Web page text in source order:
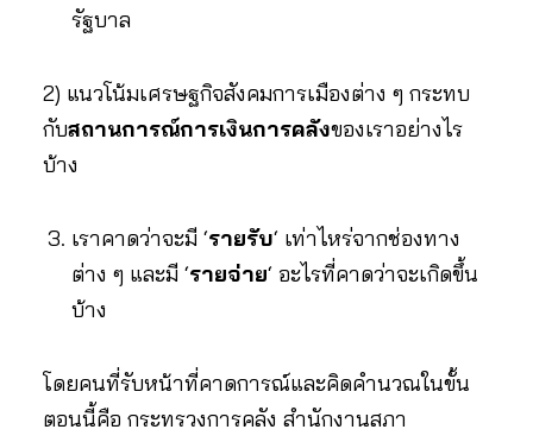
รัฐบาล
2) แนวโน้มเศรษฐกิจสังคมการเมืองต่าง ๆ กระทบ
กับสถานการณ์การเงินการคลังของเราอย่างไร
บ้าง
เราคาดว่าจะมี ‘รายรับ‘ เท่าไหร่จากช่องทาง
ต่าง ๆ และมี ‘รายจ่าย‘ อะไรที่คาดว่าจะเกิดขึ้น
บ้าง
โดยคนที่รับหน้าที่คาดการณ์และคิดคำนวณในขั้น
ตอนนี้คือ กระทรวงการคลัง สำนักงานสภา